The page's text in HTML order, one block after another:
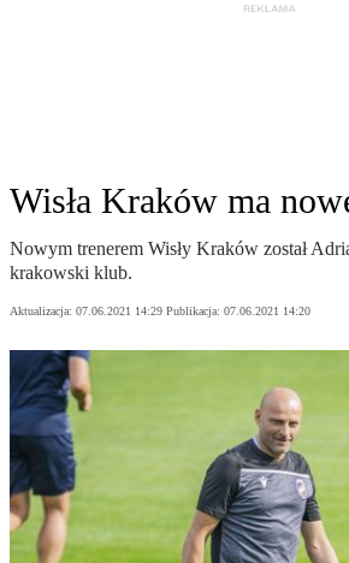
Wisła Kraków ma
Nowym trenerem Wisły Kraków został
krakowski klub.
Aktualizacja: 07.06.2021 14:29 Publikacja: 07.06.2021 14:20